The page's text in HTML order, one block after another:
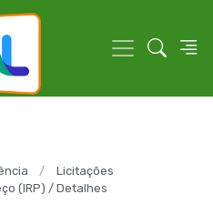
Licitações
(IRP) / Detalhes